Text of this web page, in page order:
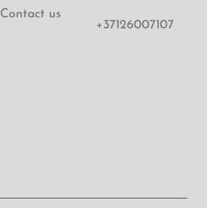
Contact us
+37126007107